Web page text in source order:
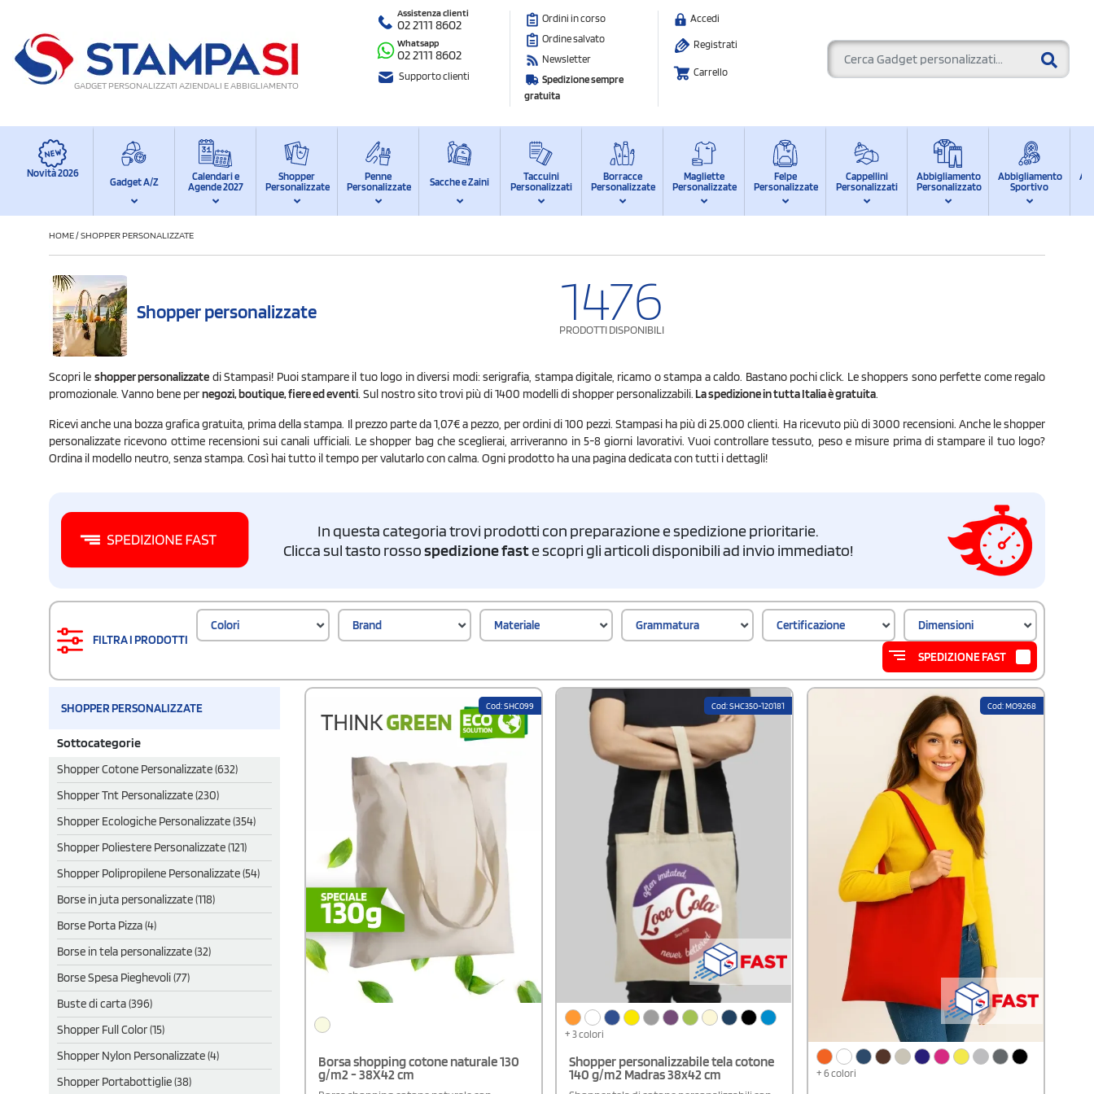
GADGET PERSONALIZZATI AZIENDALI E ABBIGLIAMENTO
Assistenza clienti
02 2111 8602
Whatsapp
02 2111 8602
Supporto clienti
Ordini in corso
Ordine salvato
Newsletter
Spedizione sempre
gratuita
Accedi
Registrati
Carrello
Novità 2026
Gadget A/Z
Calendari e
Agende 2027
Shopper
Personalizzate
Penne
Personalizzate
Sacche e Zaini
Taccuini
Personalizzati
Borracce
Personalizzate
Magliette
Personalizzate
Felpe
Personalizzate
Cappellini
Personalizzati
Abbigliamento
Personalizzato
Abbigliamento
Sportivo
HOME/SHOPPER PERSONALIZZATE
Shopper personalizzate 1476
PRODOTTI DISPONIBILI
Scopri le shopper personalizzate di Stampasi! Puoi stampare il tuo logo in diversi modi: serigrafia, stampa digitale, ricamo o stampa a caldo. Bastano pochi click. Le shoppers sono perfette come regalo
promozionale. Vanno bene pernegozi, boutique, fiere ed eventi. Sul nostro sito trovi più di 1400 modelli di shopper personalizzabili. La spedizione in tutta Italia è gratuita.
Ricevi anche una bozza grafica gratuita, prima della stampa. Il prezzo parte da 1,07€ a pezzo, per ordini di 100 pezzi. Stampasi ha più di 25.000 clienti. Ha ricevuto più di 3000 recensioni. Anche le shopper
personalizzate ricevono ottime recensioni sui canali ufficiali. Le shopper bag che sceglierai, arriveranno in 5-8 giorni lavorativi. Vuoi controllare tessuto, peso e misure prima di stampare il tuo logo?
Ordina il modello neutro, senza stampa. Così hai tutto il tempo per valutarlo con calma. Ogni prodotto ha una pagina dedicata con tutti i dettagli!
In questa categoria trovi prodotti con preparazione e spedizione prioritarie.
Clicca sul tasto rossospedizione faste scopri gli articoli disponibili ad invio immediato!
FILTRA I PRODOTTI
Colori Brand Materiale Grammatura Certificazione Dimensioni
SPEDIZIONE FAST
SHOPPER PERSONALIZZATE
Sottocategorie
Shopper Cotone Personalizzate (632)
Shopper Tnt Personalizzate (230)
Shopper Ecologiche Personalizzate (354)
Shopper Poliestere Personalizzate (121)
Shopper Polipropilene Personalizzate (54)
Borse in juta personalizzate (118)
Borse Porta Pizza (4)
Borse in tela personalizzate (32)
Borse Spesa Pieghevoli (77)
Buste di carta (396)
Shopper Full Color (15)
Shopper Nylon Personalizzate (4)
Shopper Portabottiglie (38)
Cod: SHC099
Borsa shopping cotone naturale 130
g/m2 - 38X42 cm
Cod: SHC350-120181
+ 3 colori
Shopper personalizzabile tela cotone
140 g/m2 Madras 38x42 cm
Cod: MO9268
+ 6 colori